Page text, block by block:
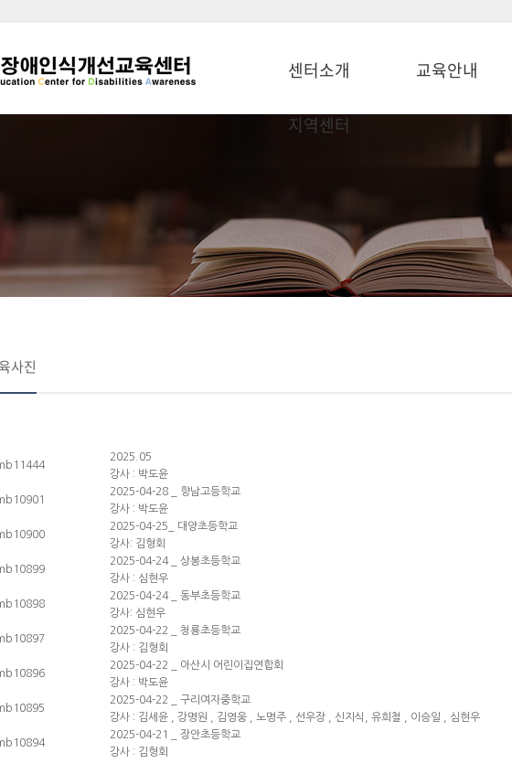
센터소개 교육안내
지역센터
사진
2025.05
강사 : 박도윤
2025-04-28 _ 향남고등학교
강사 : 박도윤
2025-04-25_ 대양초등학교
강사: 김형회
2025-04-24 _ 상봉초등학교
강사 : 심현우
2025-04-24 _ 동부초등학교
강사: 심현우
2025-04-22 _ 청룡초등학교
강사 : 김형회
2025-04-22 _ 아산시 어린이집연합회
강사 : 박도윤
2025-04-22 _ 구리여자중학교
강사 : 김세윤 , 강명원 , 김영웅 , 노명주 , 선우장 , 신지식, 유희철 , 이승일 , 심현우
2025-04-21 _ 장안초등학교
강사 : 김형회